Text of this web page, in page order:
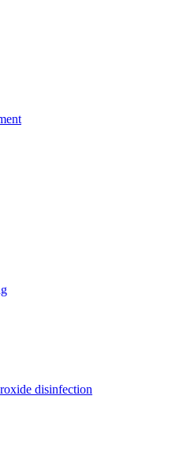
disinfection